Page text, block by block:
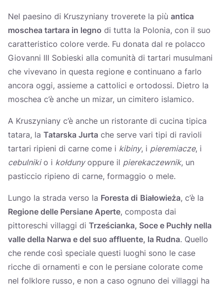
Nel paesino di Kruszyniany troverete la più antica
moschea tartara in legno di tutta la Polonia, con il suo
caratteristico colore verde. Fu donata dal re polacco
Giovanni III Sobieski alla comunità di tartari musulmani
che vivevano in questa regione e continuano a farlo
ancora oggi, assieme a cattolici e ortodossi. Dietro la
moschea c’è anche un mizar, un cimitero islamico.
A Kruszyniany c’è anche un ristorante di cucina tipica
tatara, la Tatarska Jurta che serve vari tipi di ravioli
tartari ripieni di carne come i kibiny, i pieremiacze, i
cebulnikio i kołdunyoppure il pierekaczewnik, un
pasticcio ripieno di carne, formaggio o mele.
Lungo la strada verso la Foresta di Białowieża, c’è la
Regione delle Persiane Aperte, composta dai
pittoreschi villaggi di Trześcianka, Soce e Puchły nella
valle della Narwa e del suo affluente, la Rudna. Quello
che rende così speciale questi luoghi sono le case
ricche di ornamenti e con le persiane colorate come
nel folklore russo, e non a caso ognuno dei villaggi ha